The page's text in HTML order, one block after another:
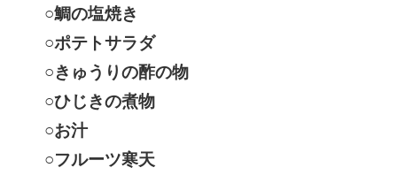
○鯛の塩焼き
○ポテトサラダ
○きゅうりの酢の物
○ひじきの煮物
○お汁
○フルーツ寒天